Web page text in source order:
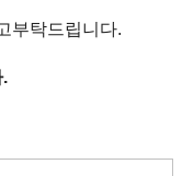
부탁드립니다.
.